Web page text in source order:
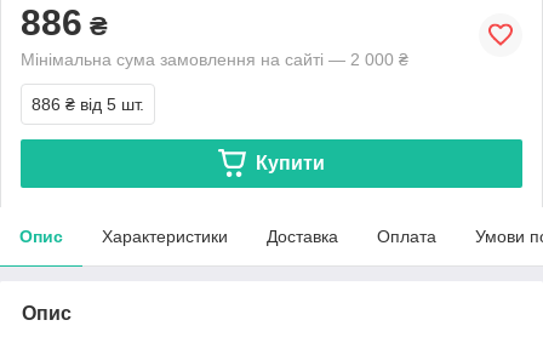
886 ₴
Мінімальна сума замовлення на сайті — 2 000 ₴
886 ₴ від 5 шт.
Купити
Опис Характеристики Доставка Оплата Умови
Опис